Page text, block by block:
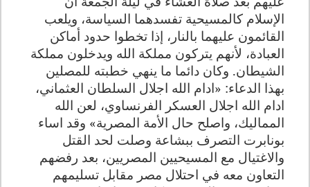
الإسلام كالمسيحية تفسدهما السياسة، ويلعب
القائمون عليهما بالنار، إذا تخطوا حدود أماكن
العبادة، لأنهم يتركون مملكة الله ويدخلون مملكة
الشيطان‏. وكان دائما ما ينهي خطبته للمصلين
بهذا الدعاء: «ادام الله اجلال السلطان العثماني،
ادام الله اجلال العسكر الفرنساوي، لعن الله
المماليك، واصلح حال الأمة المصرية» وقد اساء
بونابرت التصرف ببشاعة وصلت لحد القتل
والاغتيال مع المسيحيين المصريين، بعد رفضهم
التعاون معه في احتلال مصر مقابل تسليمهم